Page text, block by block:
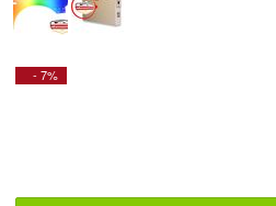
- 7%